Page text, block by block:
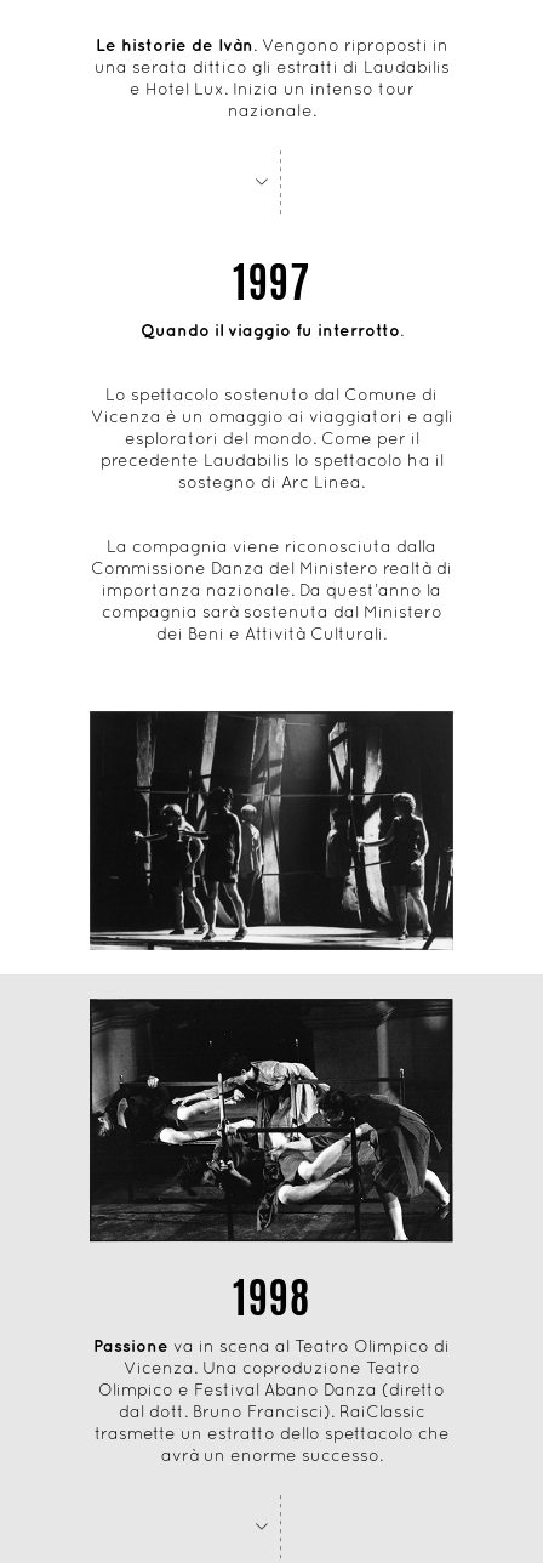
Le historie de Ivàn. Vengono riproposti in
una serata dittico gli estratti di Laudabilis
e Hotel Lux. Inizia un intenso tour
nazionale.
---
- ----
>
1997
Quando il viaggio fu interrotto.
Lo spettacolo sostenuto dal Comune di
Vicenza è un omaggio ai viaggiatori e agli
esploratori del mondo. Come per il
precedente Laudabilis lo spettacolo ha il
sostegno di Arc Linea.
La compagnia viene riconosciuta dalla
Commissione Danza del Ministero realtà di
importanza nazionale. Da quest’anno la
compagnia sarà sostenuta dal Ministero
dei Beni e Attività Culturali.
1998
Passione va in scena al Teatro Olimpico di
Vicenza. Una coproduzione Teatro
Olimpico e Festival Abano Danza (diretto
dal dott. Bruno Francisci). RaiClassic
trasmette un estratto dello spettacolo che
avrà un enorme successo.
---
- ----
>